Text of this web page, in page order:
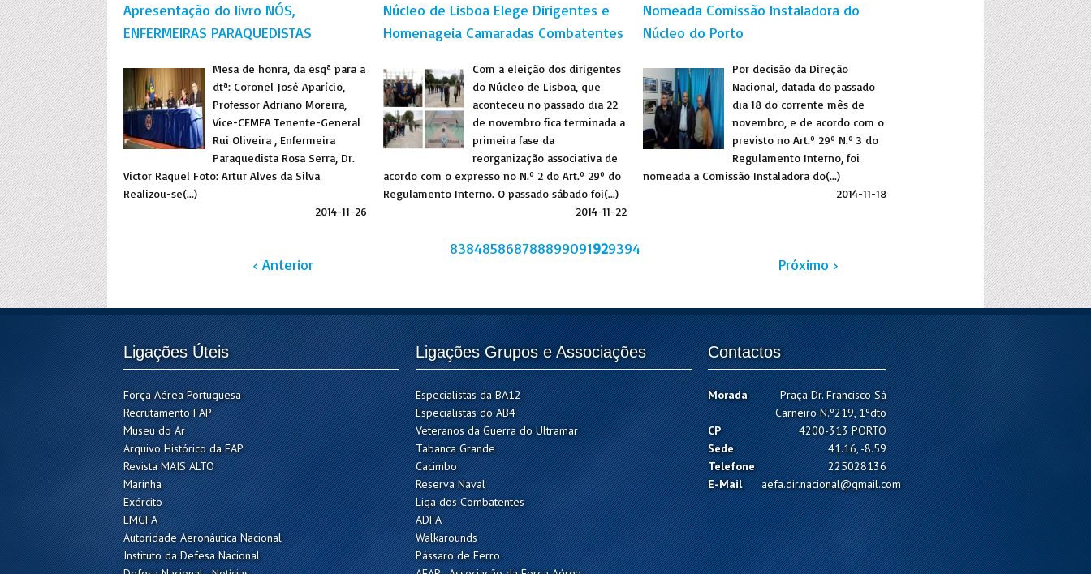
Apresentação do livro NÓS,
ENFERMEIRAS PARAQUEDISTAS
Mesa de honra, da esqª para a
dtª: Coronel José Aparício,
Professor Adriano Moreira,
Vice-CEMFA Tenente-General
Rui Oliveira , Enfermeira
Paraquedista Rosa Serra, Dr.
Victor Raquel Foto: Artur Alves da Silva
Realizou-se(...)
2014-11-26
Núcleo de Lisboa Elege Dirigentes e
Homenageia Camaradas Combatentes
Com a eleição dos dirigentes
do Núcleo de Lisboa, que
aconteceu no passado dia 22
de novembro fica terminada a
primeira fase da
reorganização associativa de
acordo com o expresso no N.º 2 do Art.º 29º do
Regulamento Interno. O passado sábado foi(...)
2014-11-22
Nomeada Comissão Instaladora do
Núcleo do Porto
Por decisão da Direção
Nacional, datada do passado
dia 18 do corrente mês de
novembro, e de acordo com o
previsto no Art.º 29º N.º 3 do
Regulamento Interno, foi
nomeada a Comissão Instaladora do(...)
2014-11-18
‹ Anterior
838485868788899091929394
Próximo ›
Ligações Úteis
Força Aérea Portuguesa
Recrutamento FAP
Museu do Ar
Arquivo Histórico da FAP
Revista MAIS ALTO
Marinha
Exército
EMGFA
Autoridade Aeronáutica Nacional
Instituto da Defesa Nacional
Ligações Grupos e Associações
Especialistas da BA12
Especialistas do AB4
Veteranos da Guerra do Ultramar
Tabanca Grande
Cacimbo
Reserva Naval
Liga dos Combatentes
ADFA
Walkarounds
Pássaro de Ferro
Contactos
Morada
Praça Dr. Francisco Sá
Carneiro N.º219, 1ºdto
CP
4200-313 PORTO
Sede
41.16, -8.59
Telefone
225028136
E-Mail
aefa.dir.nacional@gmail.com